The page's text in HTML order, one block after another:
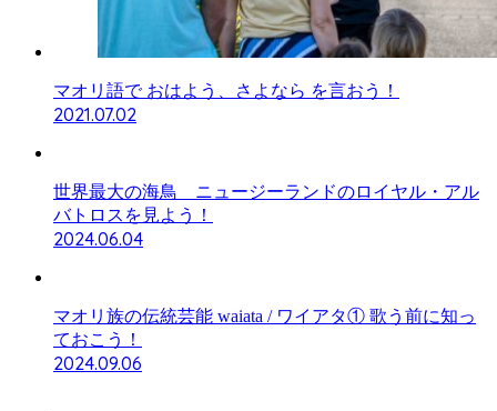
マオリ語で おはよう、さよなら を言おう！
2021.07.02
世界最大の海鳥 ニュージーランドのロイヤル・アル
バトロスを見よう！
2024.06.04
マオリ族の伝統芸能 waiata / ワイアタ① 歌う前に知っ
ておこう！
2024.09.06